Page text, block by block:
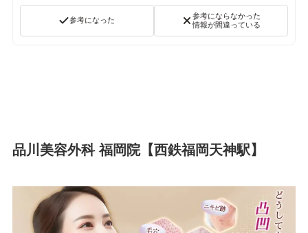
参考になった
参考にならなかった
情報が間違っている
品川美容外科 福岡院【西鉄福岡天神駅】